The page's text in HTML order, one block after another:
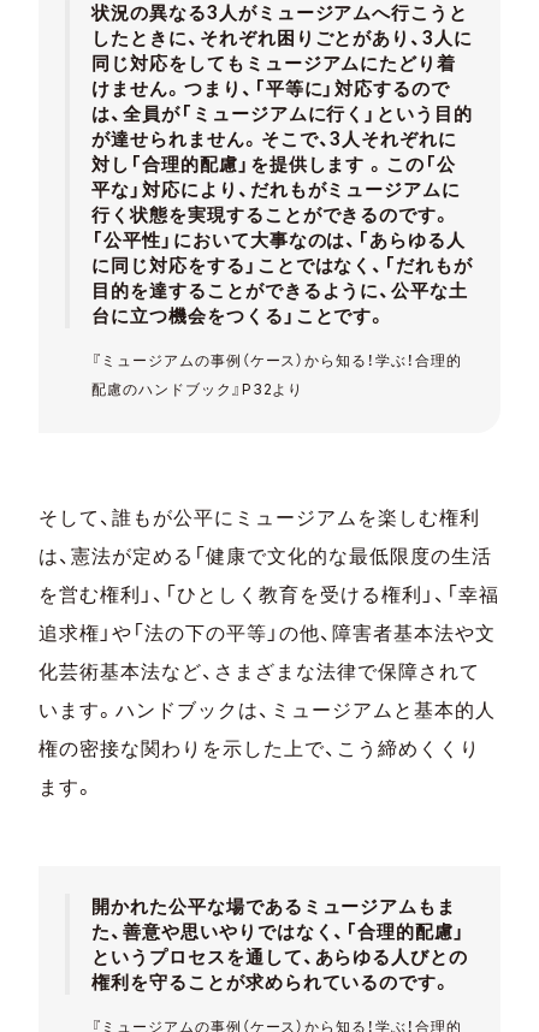
状況の異なる3人がミュージアムへ行こうと
したときに、それぞれ困りごとがあり、3人に
同じ対応をしてもミュージアムにたどり着
けません。つまり、「平等に」対応するので
は、全員が「ミュージアムに行く」という目的
が達せられません。そこで、3人それぞれに
対し「合理的配慮」を提供します 。この「公
平な」対応により、だれもがミュージアムに
行く状態を実現することができるのです。
「公平性」において大事なのは、「あらゆる人
に同じ対応をする」ことではなく、「だれもが
目的を達することができるように、公平な土
台に立つ機会をつくる」ことです。
『ミュージアムの事例（ケース）から知る！学ぶ！合理的
配慮のハンドブック』P32より
そして、誰もが公平にミュージアムを楽しむ権利
は、憲法が定める「健康で文化的な最低限度の生活
を営む権利」、「ひとしく教育を受ける権利」、「幸福
追求権」や「法の下の平等」の他、障害者基本法や文
化芸術基本法など、さまざまな法律で保障されて
います。ハンドブックは、ミュージアムと基本的人
権の密接な関わりを示した上で、こう締めくくり
ます。
開かれた公平な場であるミュージアムもま
た、善意や思いやりではなく、「合理的配慮」
というプロセスを通して、あらゆる人びとの
権利を守ることが求められているのです。
『ミュージアムの事例（ケース）から知る！学ぶ！合理的